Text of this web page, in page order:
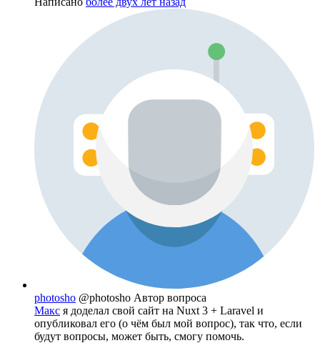
photosho @photosho Автор вопроса
Макс я доделал свой сайт на Nuxt 3 + Laravel и
опубликовал его (о чём был мой вопрос), так что, если
будут вопросы, может быть, смогу помочь.